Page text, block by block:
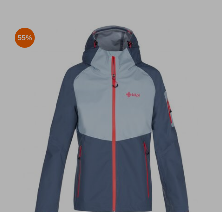
55%